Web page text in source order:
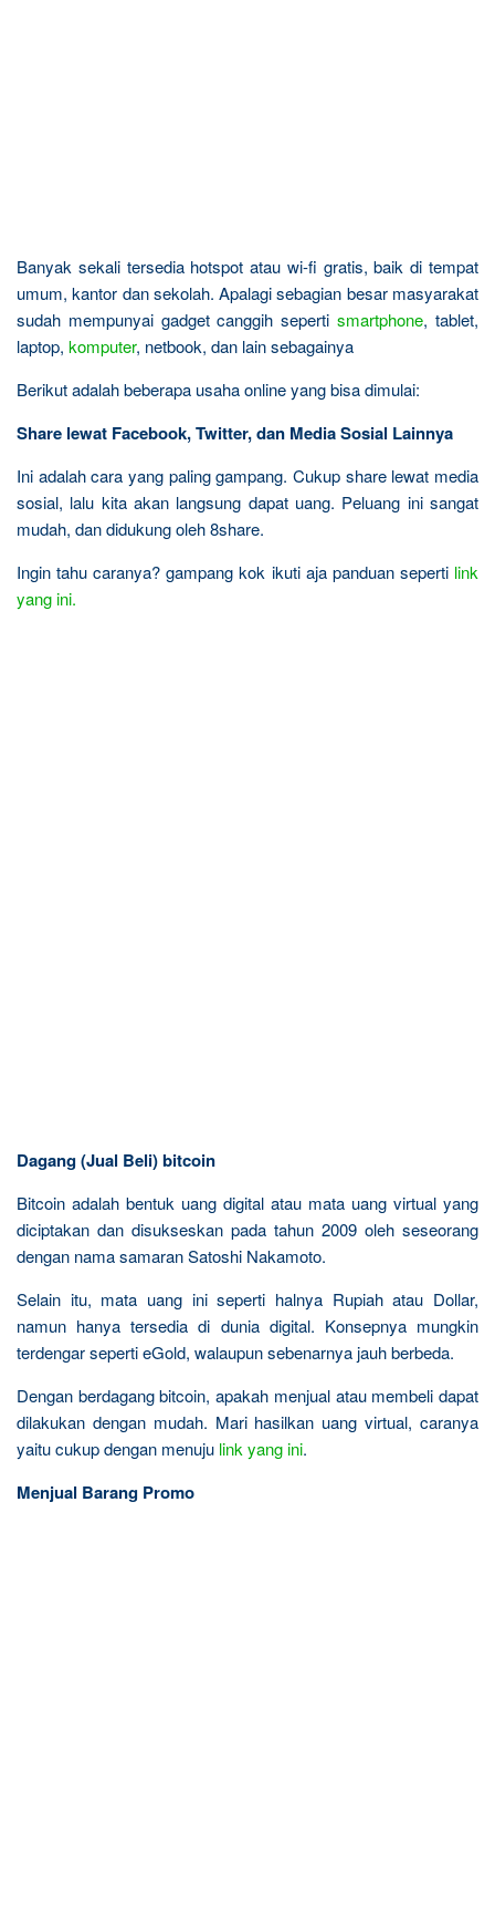
Banyak sekali tersedia hotspot atau wi-fi gratis, baik di tempat
umum, kantor dan sekolah. Apalagi sebagian besar masyarakat
sudah mempunyai gadget canggih sepertismartphone, tablet,
laptop, komputer, netbook, dan lain sebagainya
Berikut adalah beberapa usaha online yang bisa dimulai:
Share lewat Facebook, Twitter, dan Media Sosial Lainnya
Ini adalah cara yang paling gampang. Cukup share lewat media
sosial, lalu kita akan langsung dapat uang. Peluang ini sangat
mudah, dan didukung oleh 8share.
Ingin tahu caranya? gampang kok ikuti aja panduan seperti link
yang ini.
Dagang (Jual Beli) bitcoin
Bitcoin adalah bentuk uang digital atau mata uang virtual yang
diciptakan dan disukseskan pada tahun 2009 oleh seseorang
dengan nama samaran Satoshi Nakamoto.
Selain itu, mata uang ini seperti halnya Rupiah atau Dollar,
namun hanya tersedia di dunia digital. Konsepnya mungkin
terdengar seperti eGold, walaupun sebenarnya jauh berbeda.
Dengan berdagang bitcoin, apakah menjual atau membeli dapat
dilakukan dengan mudah. Mari hasilkan uang virtual, caranya
yaitu cukup dengan menuju link yang ini.
Menjual Barang Promo